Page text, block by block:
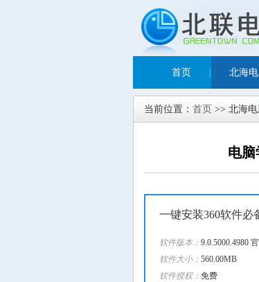
首页 北海
当前位置： 首页 >> 北海
电
一键安装360软件必
软件版本： 9.0.5000.4980
软件大小： 560.00MB
软件授权： 免费